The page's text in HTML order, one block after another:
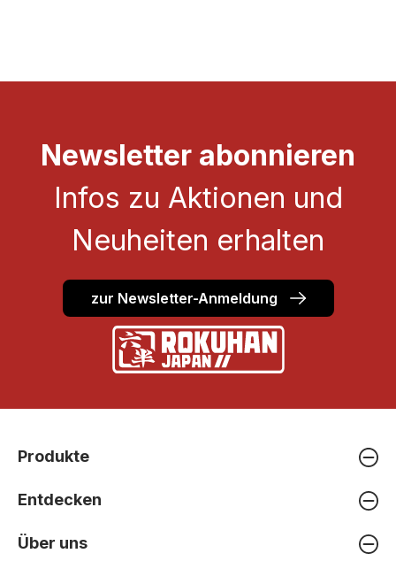
Newsletter abonnieren
Infos zu Aktionen und
Neuheiten erhalten
zur Newsletter-Anmeldung
Produkte
Entdecken
Über uns